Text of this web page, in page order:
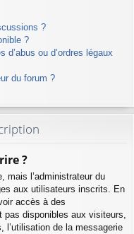
?
?
ou d’ordres légaux
du forum ?
?
mais l’administrateur du
aux utilisateurs inscrits. En
accès à des
pas disponibles aux visiteurs,
l’utilisation de la messagerie